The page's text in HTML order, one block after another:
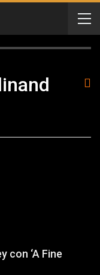
con ‘A Fine